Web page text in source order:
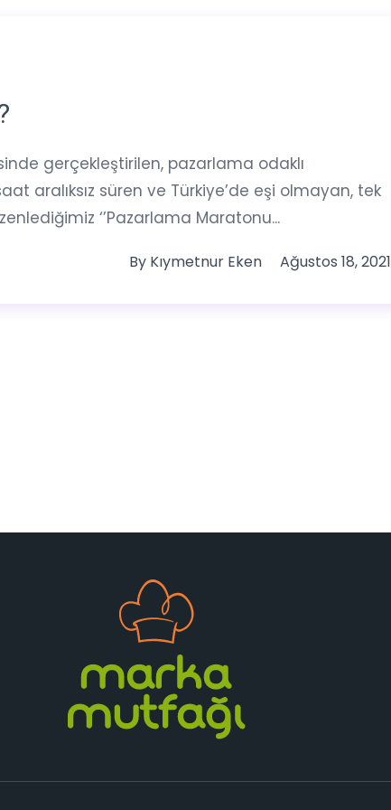
gerçekleştirilen, pazarlama odaklı
aralıksız süren ve Türkiye’de eşi olmayan, tek
‘’Pazarlama Maratonu...
By Kıymetnur Eken Ağustos 18, 2021